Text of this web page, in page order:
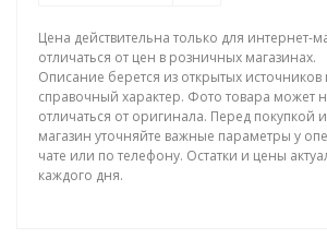
Цена действительна только для интернет-
отличаться от цен в розничных магазинах.
Описание берется из открытых источников
справочный характер. Фото товара может
отличаться от оригинала. Перед покупкой
магазин уточняйте важные параметры у
чате или по телефону. Остатки и цены
каждого дня.